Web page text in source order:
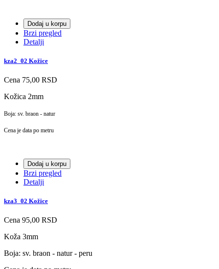
Dodaj u korpu
Brzi pregled
Detalji
kza2_02 Kožice
Cena 75,00 RSD
Kožica 2mm
Boja: sv. braon - natur
Cena je data po metru
Dodaj u korpu
Brzi pregled
Detalji
kza3_02 Kožice
Cena 95,00 RSD
Koža 3mm
Boja: sv. braon - natur - peru